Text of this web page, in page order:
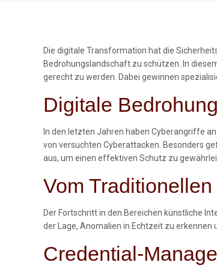
Die digitale Transformation hat die
Bedrohungslandschaft zu schützen. In
gerecht zu werden. Dabei gewinnen
Digitale
In den letzten Jahren haben Cyberangriffe
von versuchten Cyberattacken. Besonders
aus, um einen effektiven Schutz zu
Vom
Der Fortschritt in den Bereichen künstliche
der Lage, Anomalien in Echtzeit zu
Credential-